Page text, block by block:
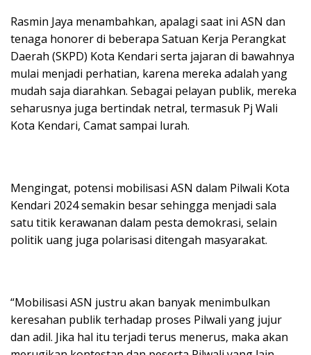
Rasmin Jaya menambahkan, apalagi saat ini ASN dan
tenaga honorer di beberapa Satuan Kerja Perangkat
Daerah (SKPD) Kota Kendari serta jajaran di bawahnya
mulai menjadi perhatian, karena mereka adalah yang
mudah saja diarahkan. Sebagai pelayan publik, mereka
seharusnya juga bertindak netral, termasuk Pj Wali
Kota Kendari, Camat sampai lurah.
Mengingat, potensi mobilisasi ASN dalam Pilwali Kota
Kendari 2024 semakin besar sehingga menjadi sala
satu titik kerawanan dalam pesta demokrasi, selain
politik uang juga polarisasi ditengah masyarakat.
“Mobilisasi ASN justru akan banyak menimbulkan
keresahan publik terhadap proses Pilwali yang jujur
dan adil. Jika hal itu terjadi terus menerus, maka akan